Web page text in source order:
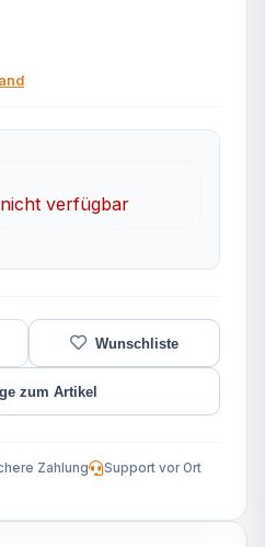
verfügbar
zum Artikel
Zahlung Support vor Ort